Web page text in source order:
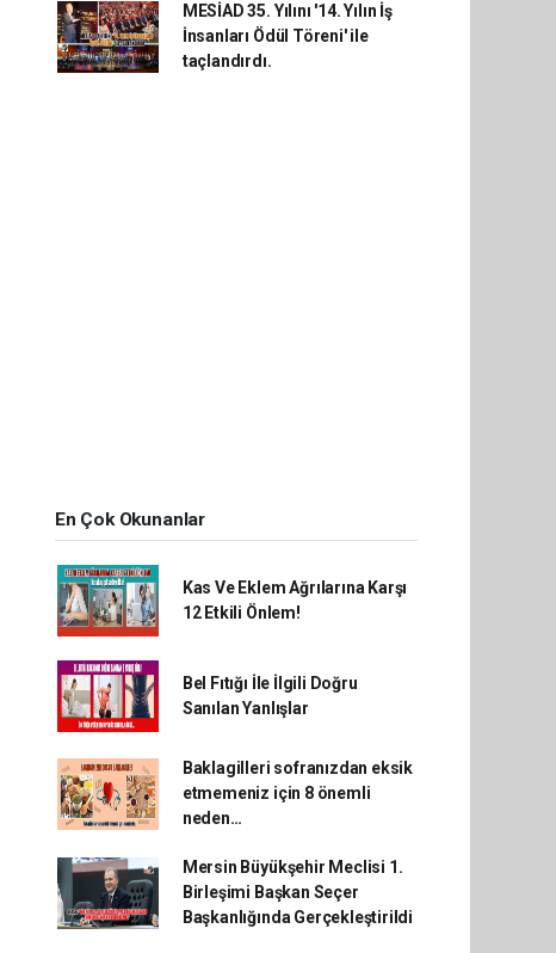
MESİAD 35. Yılını '14. Yılın İş
İnsanları Ödül Töreni' ile
taçlandırdı.
En Çok Okunanlar
Kas Ve Eklem Ağrılarına Karşı
12 Etkili Önlem!
Bel Fıtığı İle İlgili Doğru
Sanılan Yanlışlar
Baklagilleri sofranızdan eksik
etmemeniz için 8 önemli
neden…
Mersin Büyükşehir Meclisi 1.
Birleşimi Başkan Seçer
Başkanlığında Gerçekleştirildi